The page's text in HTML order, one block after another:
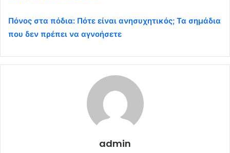
Πόνος στα πόδια: Πότε είναι ανησυχητικός; Τα σημάδια
που δεν πρέπει να αγνοήσετε
admin